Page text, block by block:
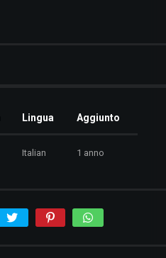
Lingua Aggiunto
Italian 1 anno